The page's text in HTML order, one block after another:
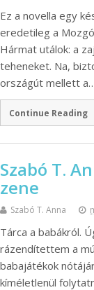
Ez a novella egy
eredetileg a
Hármat utálok: a
teheneket. Na,
országút mellett
Continue Reading
Szabó T.
zene
Szabó T. Anna
Tárca a babákról.
rázendítettem a
babajátékok
kíméletlenül